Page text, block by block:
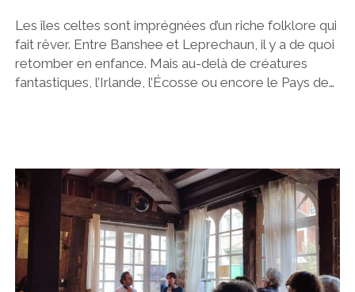
Les îles celtes sont imprégnées d’un riche folklore qui
fait rêver. Entre Banshee et Leprechaun, il y a de quoi
retomber en enfance. Mais au-delà de créatures
fantastiques, l’Irlande, l’Écosse ou encore le Pays de…